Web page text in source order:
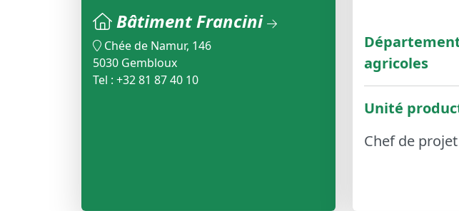
Bâtiment Francini
Chée de Namur, 146
5030 Gembloux
Tel : +32 81 87 40 10
agricoles
Unité
Chef de projet